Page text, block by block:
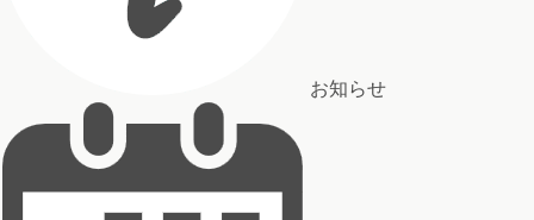
お知らせ